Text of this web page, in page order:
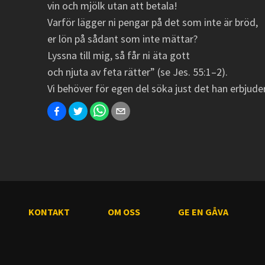
vin och mjölk utan att betala!
Varför lägger ni pengar på det som inte är bröd,
er lön på sådant som inte mättar?
Lyssna till mig, så får ni äta gott
och njuta av feta rätter” (se Jes. 55:1–2).
Vi behöver för egen del söka just det han
KONTAKT OM OSS GE EN GÅVA